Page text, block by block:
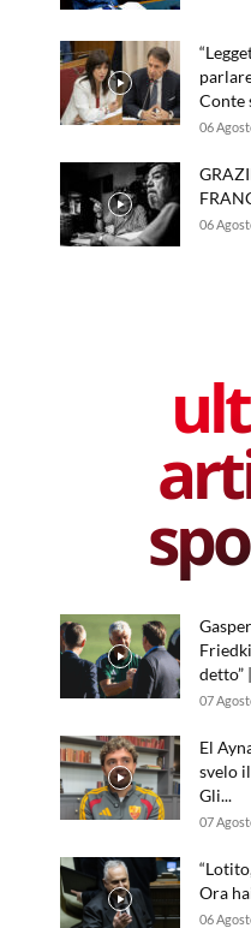
Conte
06
06
detto”
07
El
svelo
Gli...
07
Ora
06